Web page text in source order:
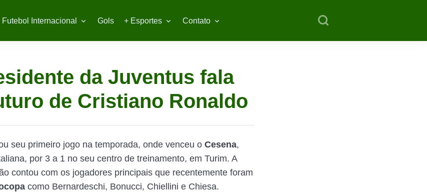
Futebol Internacional Gols + Esportes Contato
da Juventus fala
de Cristiano Ronaldo
seu primeiro jogo na temporada, onde venceu o Cesena,
por 3 a 1 no seu centro de treinamento, em Turim. A
contou com os jogadores principais que recentemente foram
como Bernardeschi, Bonucci, Chiellini e Chiesa.